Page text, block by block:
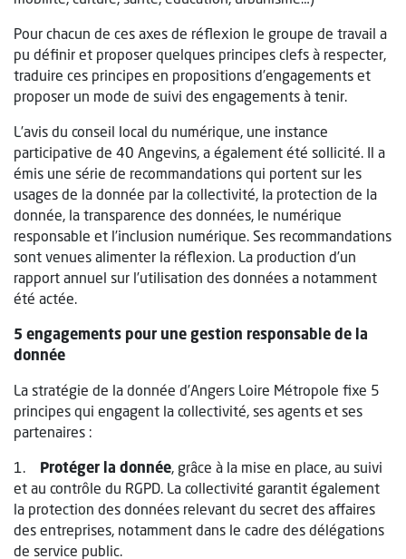
Pour chacun de ces axes de réflexion le groupe de travail a
pu définir et proposer quelques principes clefs à respecter,
traduire ces principes en propositions d’engagements et
proposer un mode de suivi des engagements à tenir.
L’avis du conseil local du numérique, une instance
participative de 40 Angevins, a également été sollicité. Il a
émis une série de recommandations qui portent sur les
usages de la donnée par la collectivité, la protection de la
donnée, la transparence des données, le numérique
responsable et l’inclusion numérique. Ses recommandations
sont venues alimenter la réflexion. La production d’un
rapport annuel sur l’utilisation des données a notamment
été actée.
5 engagements pour une gestion responsable de la
donnée
La stratégie de la donnée d’Angers Loire Métropole fixe 5
principes qui engagent la collectivité, ses agents et ses
partenaires :
1. Protéger la donnée, grâce à la mise en place, au suivi
et au contrôle du RGPD. La collectivité garantit également
la protection des données relevant du secret des affaires
des entreprises, notamment dans le cadre des délégations
de service public.